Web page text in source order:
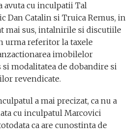
avuta cu inculpatii Tal
Dan Catalin si Truica Remus, in
mai sus, intalnirile si discutiile
urma referitor la taxele
imobilelor
modalitatea de dobandire si
revendicate.
a mai precizat, ca nu a
cu inculpatul Marcovici
ca are cunostinta de